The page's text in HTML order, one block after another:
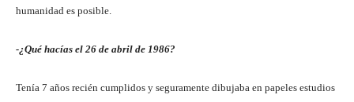
humanidad es posible.
-¿Qué hacías el 26 de abril de 1986?
Tenía 7 años recién cumplidos y seguramente dibujaba en papeles estudios